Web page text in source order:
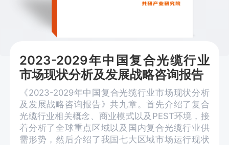
2023-2029年中国复合光缆行业
市场现状分析及发展战略咨询报告
《2023-2029年中国复合光缆行业市场现状分析
及发展战略咨询报告》共九章。首先介绍了复合
光缆行业相关概念、商业模式以及PEST环境，接
着分析了全球重点区域以及国内复合光缆行业供
需形势，然后介绍了我国七大区域市场运行现状